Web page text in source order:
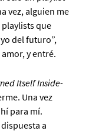
vez, alguien me
que
del futuro”,
y entré.
Itself Inside-
Una vez
para mí.
a